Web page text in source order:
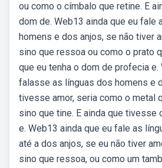
ou como o címbalo que retine. E
dom de. Web13 ainda que eu fale
homens e dos anjos, se não tiver
sino que ressoa ou como o prato
que eu tenha o dom de profecia e.
falasse as línguas dos homens e
tivesse amor, seria como o metal
sino que tine. E ainda que tivesse
e. Web13 ainda que eu fale as
até a dos anjos, se eu não tiver
sino que ressoa, ou como um